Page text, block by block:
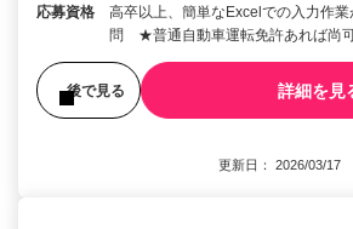
応募資格
高卒以上、簡単なExcelでの入力作
問 ★普通自動車運転免許あれば尚
後で見る 詳細を見
更新日： 2026/03/17